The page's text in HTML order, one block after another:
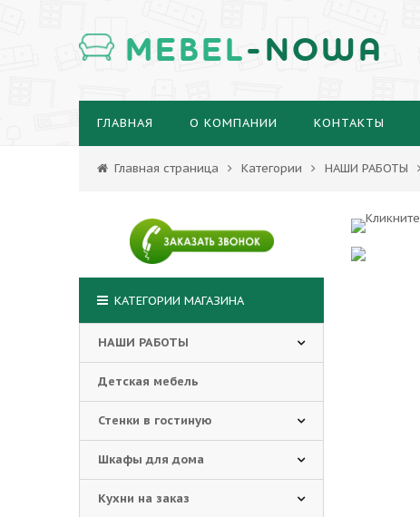
MEBEL-NOWA
ГЛАВНАЯ О КОМПАНИИ КОНТАКТЫ
Главная страница Категории НАШИ РАБОТЫ
КАТЕГОРИИ МАГАЗИНА
НАШИ РАБОТЫ
Детская мебель
Стенки в гостиную
Шкафы для дома
Кухни на заказ